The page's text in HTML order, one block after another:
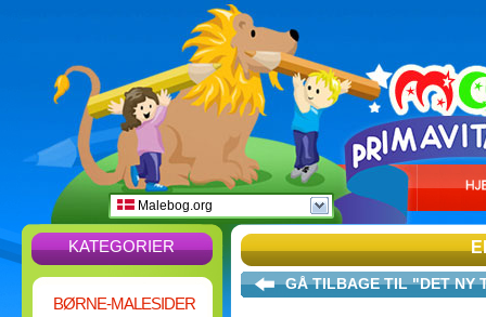
Malebog.org
KATEGORIER
BØRNE-MALESIDER
GÅ TILBAGE TIL "DET NY